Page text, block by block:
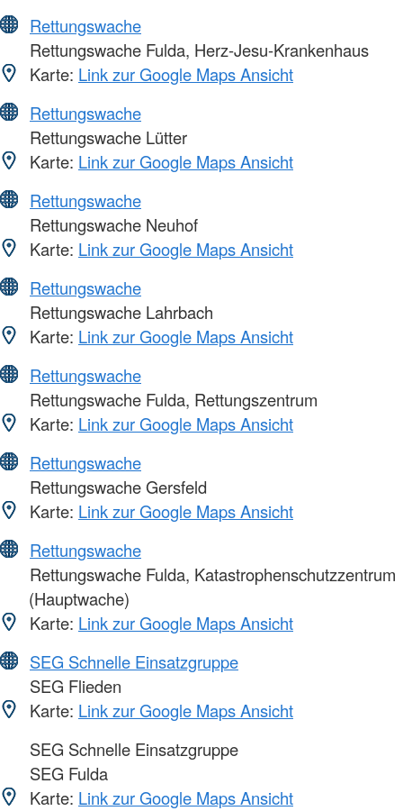
Rettungswache
Rettungswache Fulda, Herz-Jesu-Krankenhaus
Karte: Link zur Google Maps Ansicht
Rettungswache
Rettungswache Lütter
Karte: Link zur Google Maps Ansicht
Rettungswache
Rettungswache Neuhof
Karte: Link zur Google Maps Ansicht
Rettungswache
Rettungswache Lahrbach
Karte: Link zur Google Maps Ansicht
Rettungswache
Rettungswache Fulda, Rettungszentrum
Karte: Link zur Google Maps Ansicht
Rettungswache
Rettungswache Gersfeld
Karte: Link zur Google Maps Ansicht
Rettungswache
Rettungswache Fulda, Katastrophenschutzzentrum
(Hauptwache)
Karte: Link zur Google Maps Ansicht
SEG Schnelle Einsatzgruppe
SEG Flieden
Karte: Link zur Google Maps Ansicht
SEG Schnelle Einsatzgruppe
SEG Fulda
Karte: Link zur Google Maps Ansicht